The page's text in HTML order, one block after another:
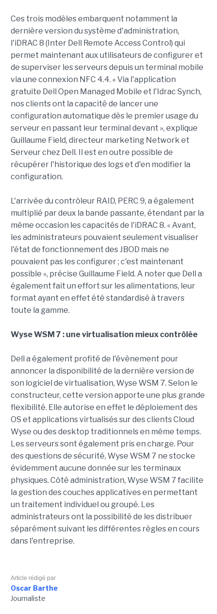
Ces trois modèles embarquent notamment la
dernière version du système d'administration,
l'iDRAC 8 (Inter Dell Remote Access Control) qui
permet maintenant aux utilisateurs de configurer et
de superviser les serveurs depuis un terminal mobile
via une connexion NFC 4.4. « Via l'application
gratuite Dell Open Managed Mobile et l'Idrac Synch,
nos clients ont la capacité de lancer une
configuration automatique dès le premier usage du
serveur en passant leur terminal devant », explique
Guillaume Field, directeur marketing Network et
Serveur chez Dell. Il est en outre possible de
récupérer l'historique des logs et d'en modifier la
configuration.
L'arrivée du contrôleur RAID, PERC 9, a également
multiplié par deux la bande passante, étendant par la
même occasion les capacités de l'iDRAC 8. « Avant,
les administrateurs pouvaient seulement visualiser
l'état de fonctionnement des JBOD mais ne
pouvaient pas les configurer ; c'est maintenant
possible », précise Guillaume Field. A noter que Dell a
également fait un effort sur les alimentations, leur
format ayant en effet été standardisé à travers
toute la gamme.
Wyse WSM 7 : une virtualisation mieux contrôlée
Dell a également profité de l'évènement pour
annoncer la disponibilité de la dernière version de
son logiciel de virtualisation, Wyse WSM 7. Selon le
constructeur, cette version apporte une plus grande
flexibilité. Elle autorise en effet le déploiement des
OS et applications virtualisés sur des clients Cloud
Wyse ou des desktop traditionnels en même temps.
Les serveurs sont également pris en charge. Pour
des questions de sécurité, Wyse WSM 7 ne stocke
évidemment aucune donnée sur les terminaux
physiques. Côté administration, Wyse WSM 7 facilite
la gestion des couches applicatives en permettant
un traitement individuel ou groupé. Les
administrateurs ont la possibilité de les distribuer
séparément suivant les différentes règles en cours
dans l'entreprise.
Article rédigé par
Oscar Barthe
Journaliste